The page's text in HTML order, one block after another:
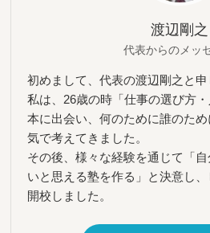
渡辺剛之
代表からのメッ
初めまして、代表の渡辺剛之と申
私は、26歳の時「仕事の選び方
本に出会い、何のために誰のた
気で考えてきました。
その後、様々な経験を通じて「
いと思える塾を作る」と決意し
開校しました。